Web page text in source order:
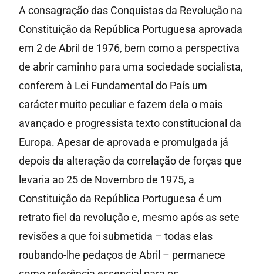
A consagração das Conquistas da Revolução na
Constituição da República Portuguesa aprovada
em 2 de Abril de 1976, bem como a perspectiva
de abrir caminho para uma sociedade socialista,
conferem à Lei Fundamental do País um
carácter muito peculiar e fazem dela o mais
avançado e progressista texto constitucional da
Europa. Apesar de aprovada e promulgada já
depois da alteração da correlação de forças que
levaria ao 25 de Novembro de 1975, a
Constituição da República Portuguesa é um
retrato fiel da revolução e, mesmo após as sete
revisões a que foi submetida – todas elas
roubando-lhe pedaços de Abril – permanece